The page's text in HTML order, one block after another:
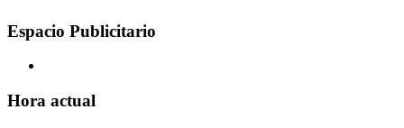
Espacio Publicitario
Hora actual